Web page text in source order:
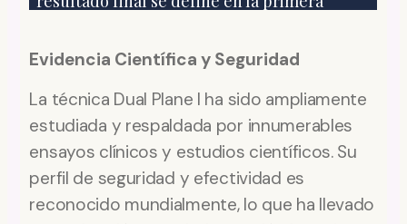
Evidencia Científica y Seguridad
La técnica Dual Plane I ha sido ampliamente
estudiada y respaldada por innumerables
ensayos clínicos y estudios científicos. Su
perfil de seguridad y efectividad es
reconocido mundialmente, lo que ha llevado